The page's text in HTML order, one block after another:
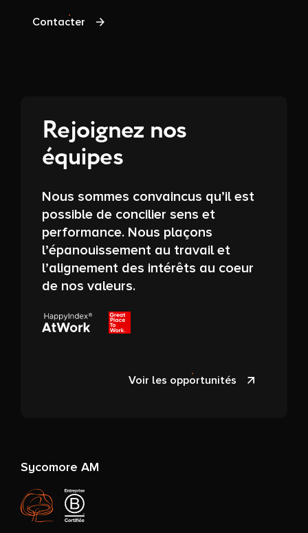
Contacter
Rejoignez nos
équipes
Nous sommes convaincus qu’il est
possible de concilier sens et
performance. Nous plaçons
l’épanouissement au travail et
l’alignement des intérêts au coeur
de nos valeurs.
Voir les opportunités
Sycomore AM